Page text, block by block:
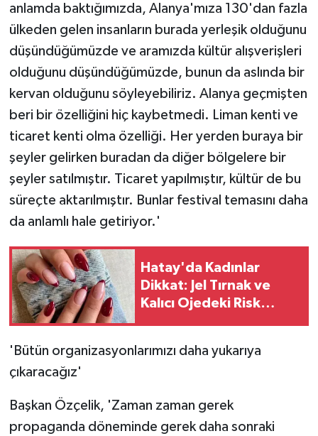
anlamda baktığımızda, Alanya'mıza 130'dan fazla
ülkeden gelen insanların burada yerleşik olduğunu
düşündüğümüzde ve aramızda kültür alışverişleri
olduğunu düşündüğümüzde, bunun da aslında bir
kervan olduğunu söyleyebiliriz. Alanya geçmişten
beri bir özelliğini hiç kaybetmedi. Liman kenti ve
ticaret kenti olma özelliği. Her yerden buraya bir
şeyler gelirken buradan da diğer bölgelere bir
şeyler satılmıştır. Ticaret yapılmıştır, kültür de bu
süreçte aktarılmıştır. Bunlar festival temasını daha
da anlamlı hale getiriyor.'
Hatay'da Kadınlar
Dikkat: Jel Tırnak ve
Kalıcı Ojedeki Risk
'Bütün organizasyonlarımızı daha yukarıya
çıkaracağız'
Başkan Özçelik, 'Zaman zaman gerek
propaganda döneminde gerek daha sonraki